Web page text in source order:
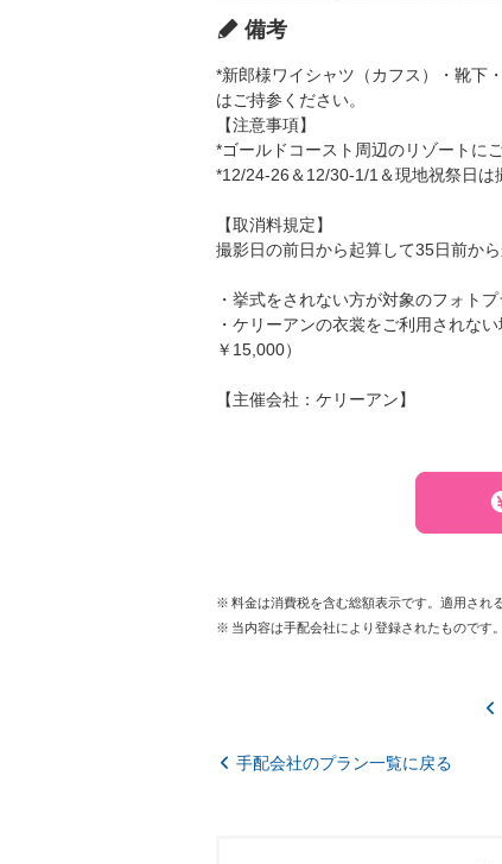
備考
*新郎様ワイシャツ（カフス）・靴下
はご持参ください。
【注意事項】
*ゴールドコースト周辺のリゾートに
*12/24-26＆12/30-1/1＆現地祝祭日は
【取消料規定】
撮影日の前日から起算して35日前から
・挙式をされない方が対象のフォトプ
・ケリーアンの衣裳をご利用されな
￥15,000）
【主催会社：ケリーアン】
料金は消費税を含む総額表示です。適用され
当内容は手配会社により登録されたものです
手配会社のプラン一覧に戻る